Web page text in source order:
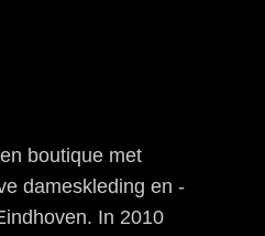
boutique met
dameskleding en -
In 2010